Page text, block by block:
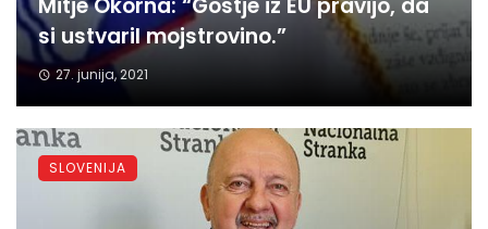
Mitje Okorna: “Gostje iz EU pravijo, da
si ustvaril mojstrovino.”
27. junija, 2021
SLOVENIJA